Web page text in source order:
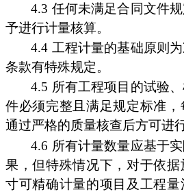
4.3 任何未满足合同文件
予进行计量核算。
4.4 工程计量的基础原则
条款有特殊规定。
4.5 所有工程项目的试验
件必须完整且满足规定标准
通过严格的质量核查后方可进
4.6 所有计量数量应基于
果，但特殊情况下，对于依
寸可精确计量的项目及工程